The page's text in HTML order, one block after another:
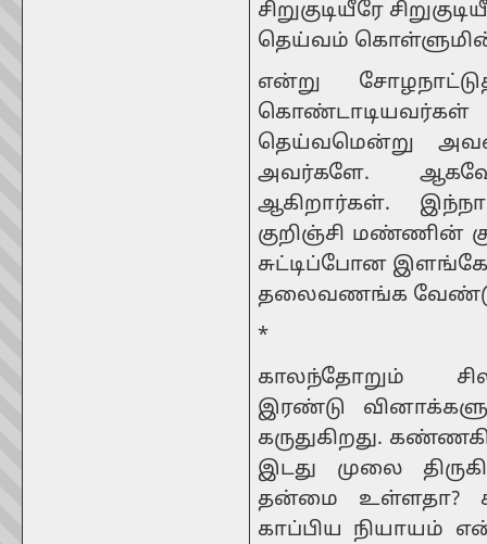
சிறுகுடியீரே
தெய்வம் கொள்ளுமின்
என்று
தெய்வமென்று
அவர்களே.
ஆகிறார்கள்.
குறிஞ்சி மண்ணின்
சுட்டிப்போன
தலைவணங்க
*
காலந்தோறும்
இரண்டு
கருதுகிறது.
இடது முலை
தன்மை உள்ளதா?
காப்பிய நியாயம்